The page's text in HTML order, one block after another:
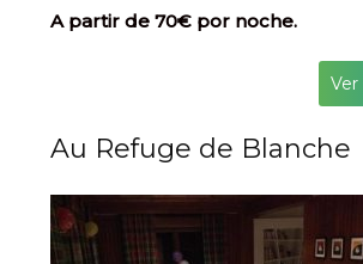
A partir de 70€ por noche.
Ver
Au Refuge de Blanche